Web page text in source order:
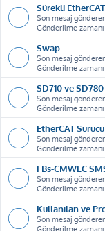
Sürekli
Son mesaj
Gönderilme
Swap
Son mesaj
Gönderilme
SD710 ve
Son mesaj
Gönderilme
EtherCAT
Son mesaj
Gönderilme
FBs-CMWLC
Son mesaj
Gönderilme
Kullanılan ve
Son mesaj
Gönderilme